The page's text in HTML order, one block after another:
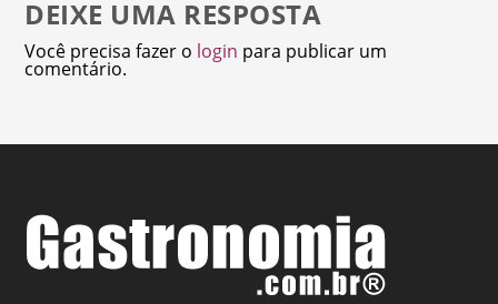
DEIXE UMA RESPOSTA
Você precisa fazer o login para publicar um
comentário.